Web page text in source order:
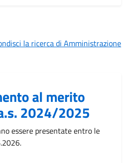
la ricerca di Amministrazione
al merito
2024/2025
essere presentate entro le